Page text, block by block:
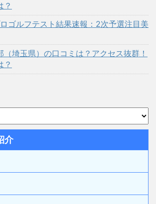
？
ゴルフテスト結果速報：2次予選注目美
埼玉県）の口コミは？アクセス抜群！
？
介